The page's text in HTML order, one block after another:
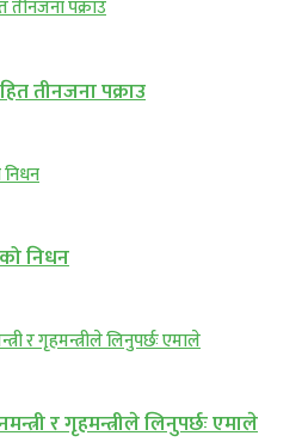
तीनजना पक्राउ
निधन
र गृहमन्त्रीले लिनुपर्छः एमाले